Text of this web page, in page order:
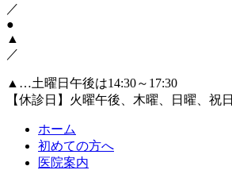
／
●
▲
／
▲…土曜日午後は14:30～17:30
【休診日】火曜午後、木曜、日曜、祝日
ホーム
初めての方へ
医院案内